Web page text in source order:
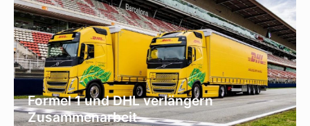
Formel 1 und DHL verlängern
Zusammenarbeit